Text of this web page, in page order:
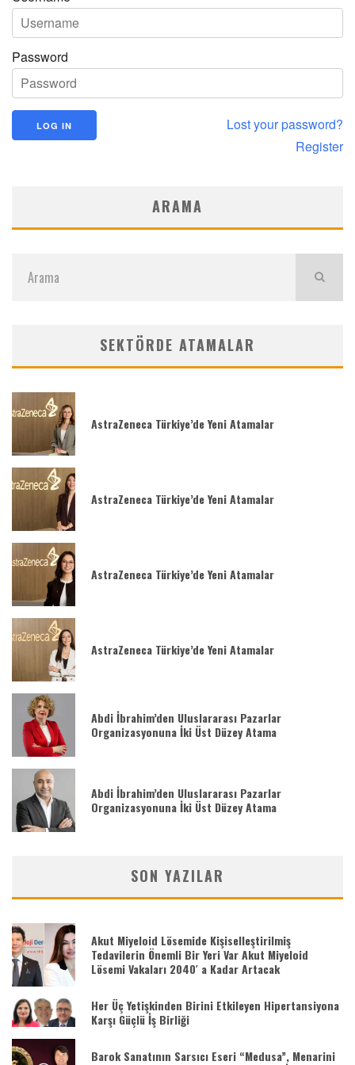
Password
Lost your password?
Register
ARAMA
SEKTÖRDE ATAMALAR
AstraZeneca Türkiye’de Yeni Atamalar
AstraZeneca Türkiye’de Yeni Atamalar
AstraZeneca Türkiye’de Yeni Atamalar
AstraZeneca Türkiye’de Yeni Atamalar
Abdi İbrahim’den Uluslararası Pazarlar
Organizasyonuna İki Üst Düzey Atama
Abdi İbrahim’den Uluslararası Pazarlar
Organizasyonuna İki Üst Düzey Atama
SON YAZILAR
Akut Miyeloid Lösemide Kişiselleştirilmiş
Tedavilerin Önemli Bir Yeri Var Akut Miyeloid
Lösemi Vakaları 2040′ a Kadar Artacak
Her Üç Yetişkinden Birini Etkileyen Hipertansiyona
Karşı Güçlü İş Birliği
Barok Sanatının Sarsıcı Eseri “Medusa”, Menarini